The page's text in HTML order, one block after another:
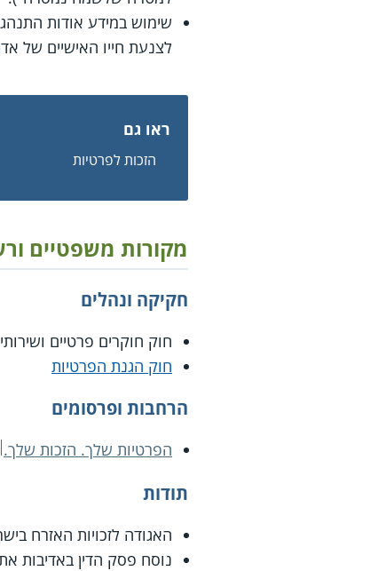
שימוש במידע אודות
לצנעת חייו האישיים של
ראו גם
הזכות לפרטיות
מקורות משפטיים
חקיקה ונהלים
חוק חוקרים פרטיים
חוק הגנת הפרטיות
הרחבות ופרסומים
הפרטיות שלך. הזכות שלך.
תודות
האגודה לזכויות האזרח
נוסח פסק הדין באדיבות